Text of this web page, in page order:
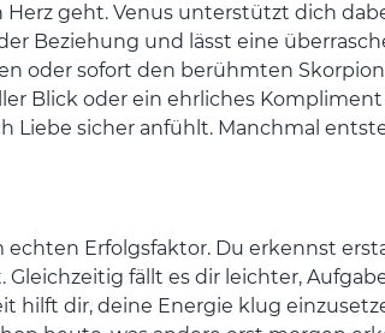
geht. Venus unterstützt dich
Beziehung und lässt eine
oder sofort den berühmten
Blick oder ein ehrliches
Liebe sicher anfühlt. Manchmal
Erfolgsfaktor. Du erkennst
fällt es dir leichter,
hilft dir, deine Energie klug